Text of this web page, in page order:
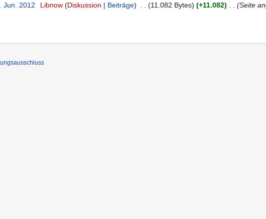
Jun. 2012 Libnow Diskussion Beiträge 11.082 Bytes +11.082 Seite